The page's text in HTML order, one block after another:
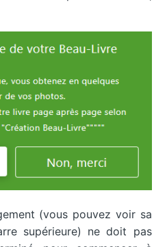
(vous pouvez voir sa
supérieure) ne doit pas